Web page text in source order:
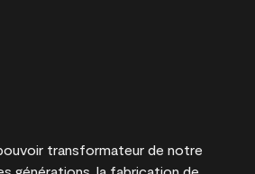
transformateur de notre
générations, la fabrication de